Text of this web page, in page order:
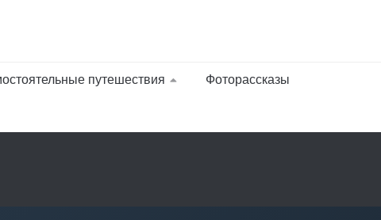
путешествия Фоторассказы